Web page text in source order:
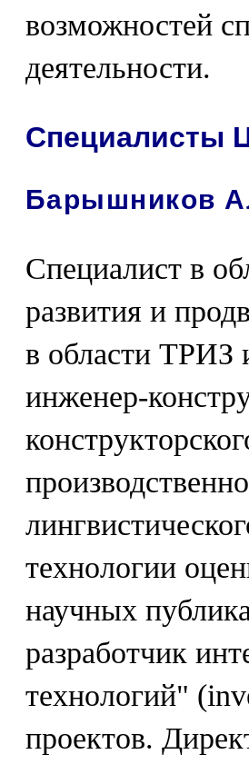
возможностей
деятельности.
Специалисты
Барышников
Специалист в
развития и
в области ТРИЗ
инженер-
технологии
научных
разработчик
технологий"
проектов.